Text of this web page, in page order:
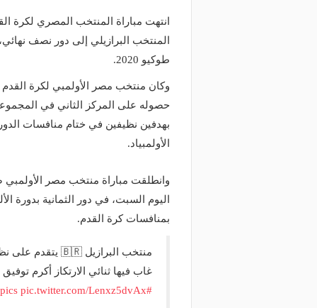
انتهت مباراة المنتخب المصري لكرة
المنتخب البرازيلي إلى دور نصف
طوكيو 2020.
حصوله على المركز الثاني في
بهدفين نظيفين في ختام منافسات الدور
الأولمبياد.
بمنافسات كرة القدم.
غاب فيها ثنائي الارتكاز أكرم
#Tokyo2020
pic.twitter.com/Lenxz5dvAx